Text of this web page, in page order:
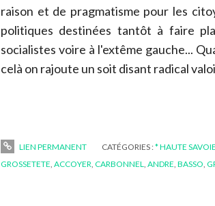
raison et de pragmatisme pour les
politiques destinées tantôt à faire
socialistes voire à l'extême gauche...
celà on rajoute un soit disant radical
LIEN PERMANENT CATÉGORIES :* HAUTE
GROSSETETE, ACCOYER, CARBONNEL, ANDRE, BASSO,